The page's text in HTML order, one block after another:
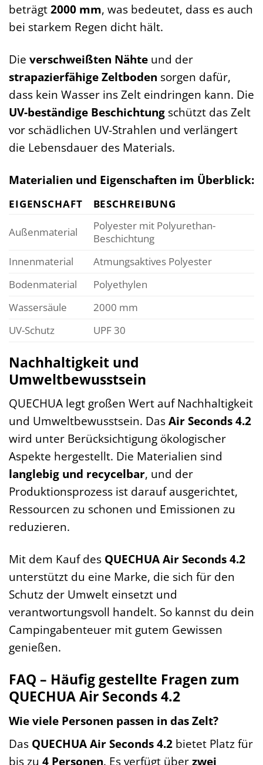
beträgt2000 mm, was bedeutet, dass es auch
bei starkem Regen dicht hält.
Die verschweißten Nähte und der
strapazierfähige Zeltboden sorgen dafür,
dass kein Wasser ins Zelt eindringen kann. Die
UV-beständige Beschichtung schützt das Zelt
vor schädlichen UV-Strahlen und verlängert
die Lebensdauer des Materials.
Materialien und Eigenschaften im Überblick:
EIGENSCHAFT BESCHREIBUNG
Außenmaterial
Polyester mit Polyurethan-
Beschichtung
Innenmaterial
Atmungsaktives Polyester
Bodenmaterial
Polyethylen
Wassersäule
2000 mm
UV-Schutz
UPF 30
Nachhaltigkeit und
Umweltbewusstsein
QUECHUA legt großen Wert auf Nachhaltigkeit
und Umweltbewusstsein. DasAir Seconds 4.2
wird unter Berücksichtigung ökologischer
Aspekte hergestellt. Die Materialien sind
langlebig und recycelbar, und der
Produktionsprozess ist darauf ausgerichtet,
Ressourcen zu schonen und Emissionen zu
reduzieren.
Mit dem Kauf des QUECHUA Air Seconds 4.2
unterstützt du eine Marke, die sich für den
Schutz der Umwelt einsetzt und
verantwortungsvoll handelt. So kannst du dein
Campingabenteuer mit gutem Gewissen
genießen.
FAQ – Häufig gestellte Fragen zum
QUECHUA Air Seconds 4.2
Wie viele Personen passen in das Zelt?
Das QUECHUA Air Seconds 4.2 bietet Platz für
bis zu 4 Personen. Es verfügt überzwei